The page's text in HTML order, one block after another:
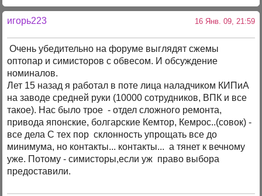
игорь223 16 Янв. 09, 21:59
Очень убедительно на форуме выглядят сжемы
оптопар и симисторов с обвесом. И обсуждение
номиналов.
Лет 15 назад я работал в поте лица наладчиком КИПиА
на заводе средней руки (10000 сотрудников, ВПК и все
такое). Нас было трое - отдел сложного ремонта,
привода японские, болгарские Кемтор, Кемрос..(совок) -
все дела С теx пор склонность упрощать все до
минимума, но контакты... контакты... а тянет к вечному
уже. Потому - симисторы,если уж право выбора
предоставили.